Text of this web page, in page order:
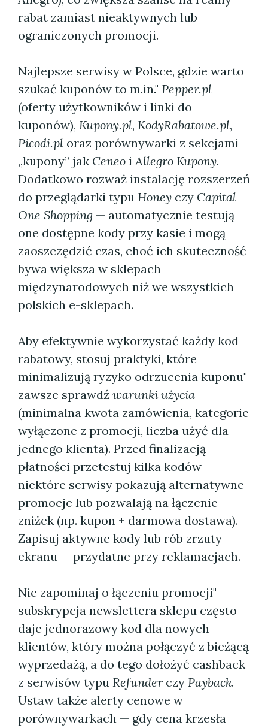
rabat zamiast nieaktywnych lub
ograniczonych promocji.
Najlepsze serwisy w Polsce, gdzie warto
szukać kuponów to m.in." Pepper.pl
(oferty użytkowników i linki do
kuponów), Kupony.pl, KodyRabatowe.pl,
Picodi.pl oraz porównywarki z sekcjami
„kupony” jak Ceneo iAllegro Kupony.
Dodatkowo rozważ instalację rozszerzeń
do przeglądarki typu Honey czy Capital
One Shopping — automatycznie testują
one dostępne kody przy kasie i mogą
zaoszczędzić czas, choć ich skuteczność
bywa większa w sklepach
międzynarodowych niż we wszystkich
polskich e-sklepach.
Aby efektywnie wykorzystać każdy kod
rabatowy, stosuj praktyki, które
minimalizują ryzyko odrzucenia kuponu"
zawsze sprawdź warunki użycia
(minimalna kwota zamówienia, kategorie
wyłączone z promocji, liczba użyć dla
jednego klienta). Przed finalizacją
płatności przetestuj kilka kodów —
niektóre serwisy pokazują alternatywne
promocje lub pozwalają na łączenie
zniżek (np. kupon + darmowa dostawa).
Zapisuj aktywne kody lub rób zrzuty
ekranu — przydatne przy reklamacjach.
Nie zapominaj o łączeniu promocji"
subskrypcja newslettera sklepu często
daje jednorazowy kod dla nowych
klientów, który można połączyć z bieżącą
wyprzedażą, a do tego dołożyć cashback
z serwisów typu Refunder czy Payback.
Ustaw także alerty cenowe w
porównywarkach — gdy cena krzesła